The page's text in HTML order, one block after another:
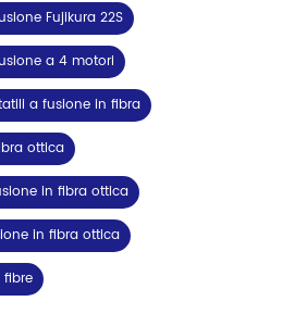
Fujikura 22S
a 4 motori
a fusione in fibra
ottica
in fibra ottica
in fibra ottica